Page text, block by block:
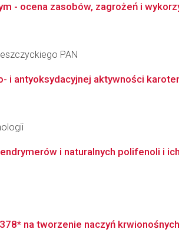
- ocena zasobów, zagrożeń i
PAN
i antyoksydacyjnej aktywności
i naturalnych polifenoli i
na tworzenie naczyń